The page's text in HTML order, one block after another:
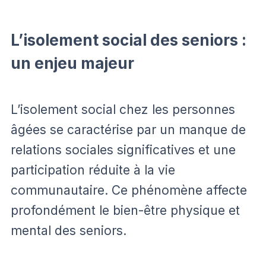
L’isolement social des seniors :
un enjeu majeur
L’isolement social chez les personnes
âgées se caractérise par un manque de
relations sociales significatives et une
participation réduite à la vie
communautaire. Ce phénomène affecte
profondément le bien-être physique et
mental des seniors.